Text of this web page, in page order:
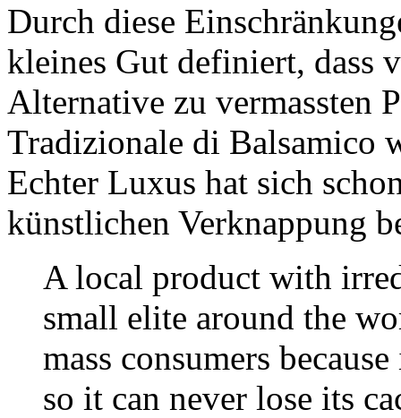
Durch diese
kleines Gut definiert, dass
Alternative zu vermassten
Tradizionale di Balsamico
Echter Luxus hat sich
künstlichen Verknappung
A local product with
small elite around the
mass consumers
so it can never lose its